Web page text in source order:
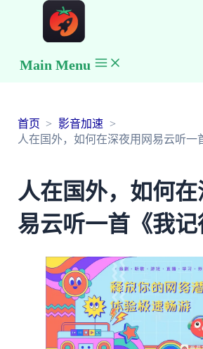
Main Menu
首页
影音加速
人在国外，如何在深夜用网易云听一
人在国外，如何在
易云听一首《我记